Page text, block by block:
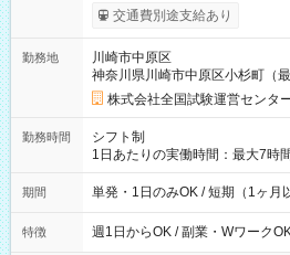
※勤務回数により昇給あり 【即
り！】 希望される場合、勤務か
例】 ・河合塾模擬試験 8:30～
×8時間＝日収10,400円＋交通費
円の場合あり ・国家試験 7:00
円（役割手当＋100円）×6時間＝日
間】試用期間なし
交通費別途支給あり
勤務地
川崎市中原区
神奈川県川崎市中原区小杉町（
株式会社全国試験運営センタ
勤務時間
シフト制
1日あたりの実働時間：最大7
間は 試験により異なります。
期間 単発・1日のみOK / 短期（1ヶ月
特徴 週1日からOK / 副業・Wワーク